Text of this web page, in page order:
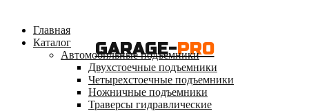
GARAGE-PRO
Главная
Каталог
Автомобильные подъемники
Двухстоечные подъемники
Четырехстоечные подъемники
Ножничные подъемники
Траверсы гидравлические